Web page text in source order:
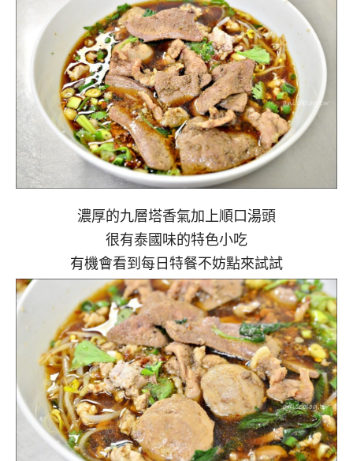
濃厚的九層塔香氣加上順口湯頭
很有泰國味的特色小吃
有機會看到每日特餐不妨點來試試